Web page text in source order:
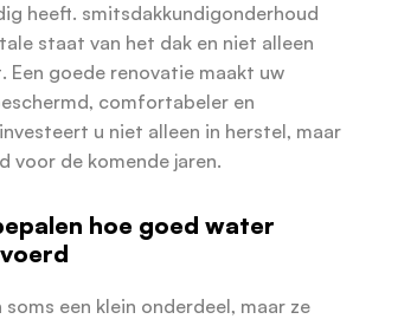
heeft. smitsdakkundigonderhoud
staat van het dak en niet alleen
Een goede renovatie maakt uw
comfortabeler en
u niet alleen in herstel, maar
voor de komende jaren.
hoe goed water
soms een klein onderdeel, maar ze